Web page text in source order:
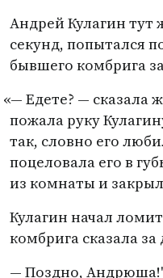
Андрей Кулагин тут
секунд, попытался
бывшего комбрига
«— Едете? — сказала
пожала руку
так, словно его
поцеловала его в
из комнаты и
Кулагин начал
комбрига сказала
— Поздно,